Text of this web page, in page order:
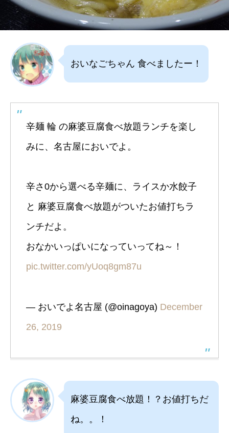
おいなごちゃん 食べましたー！
辛麺 輪 の麻婆豆腐食べ放題ランチを楽し
みに、名古屋においでよ。
辛さ0から選べる辛麺に、ライスか水餃子
と 麻婆豆腐食べ放題がついたお値打ちラ
ンチだよ。
おなかいっぱいになっていってね～！
pic.twitter.com/yUoq8gm87u
— おいでよ名古屋 (@oinagoya) December
26, 2019
麻婆豆腐食べ放題！？お値打ちだ
ね。。！